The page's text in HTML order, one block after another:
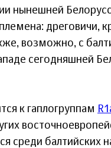
нынешней
дреговичи,
возможно, с
сегодняшней
к гаплогруппам
среди балтийских